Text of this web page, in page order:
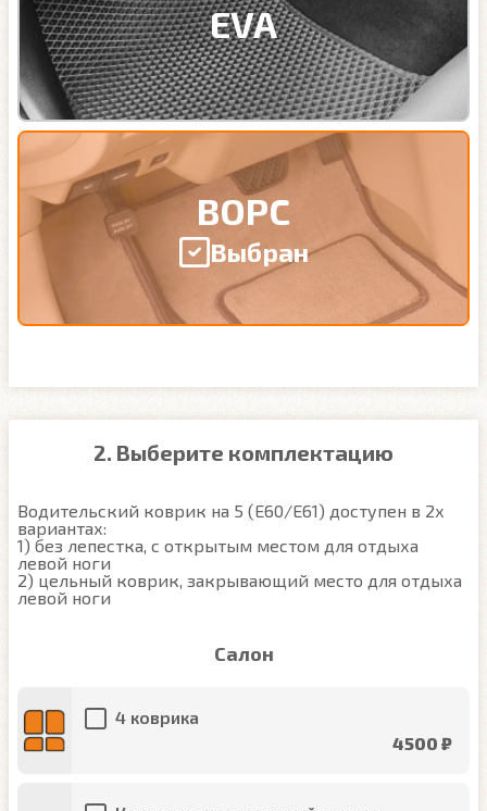
EVA
ВОРС
Выбран
2. Выберите комплектацию
Водительский коврик на 5 (E60/E61) доступен в 2х
вариантах:
1) без лепестка, с открытым местом для отдыха
левой ноги
2) цельный коврик, закрывающий место для отдыха
левой ноги
Салон
4 коврика
4500 ₽